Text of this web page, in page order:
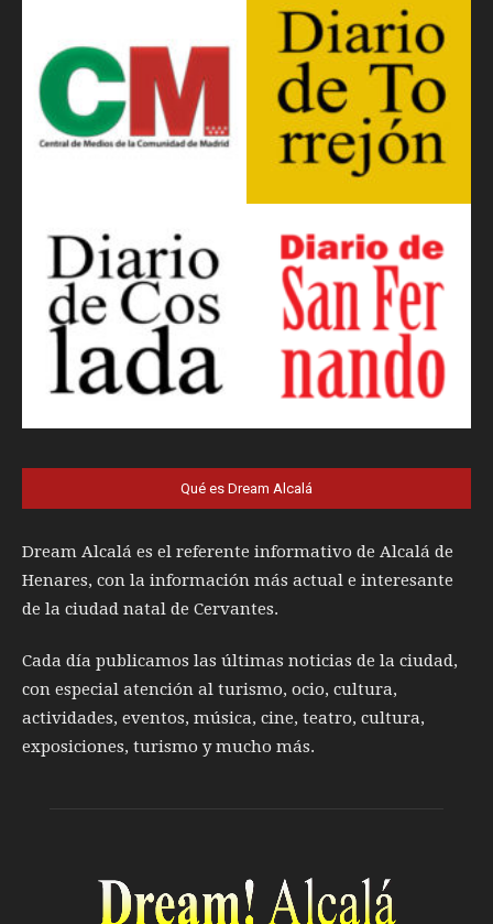
Qué es Dream Alcalá
Dream Alcalá es el referente informativo de Alcalá de
Henares, con la información más actual e interesante
de la ciudad natal de Cervantes.
Cada día publicamos las últimas noticias de la ciudad,
con especial atención al turismo, ocio, cultura,
actividades, eventos, música, cine, teatro, cultura,
exposiciones, turismo y mucho más.